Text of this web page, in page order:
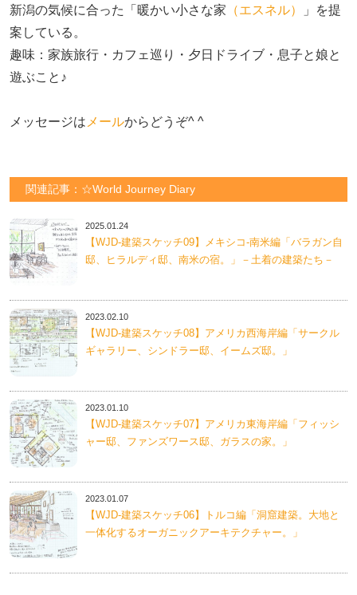
新潟の気候に合った「暖かい小さな家 （エスネル）
」を提
案している。
趣味：家族旅行・カフェ巡り・夕日ドライブ・息子と娘と
遊ぶこと♪
メッセージは メールからどうぞ^ ^
関連記事：☆World Journey Diary
2025.01.24
【WJD-建築スケッチ09】メキシコ-南米編「バラガン自
邸、ヒラルディ邸、南米の宿。」－土着の建築たち－
2023.02.10
【WJD-建築スケッチ08】アメリカ西海岸編「サークル
ギャラリー、シンドラー邸、イームズ邸。」
2023.01.10
【WJD-建築スケッチ07】アメリカ東海岸編「フィッシ
ャー邸、ファンズワース邸、ガラスの家。」
2023.01.07
【WJD-建築スケッチ06】トルコ編「洞窟建築。大地と
一体化するオーガニックアーキテクチャー。」